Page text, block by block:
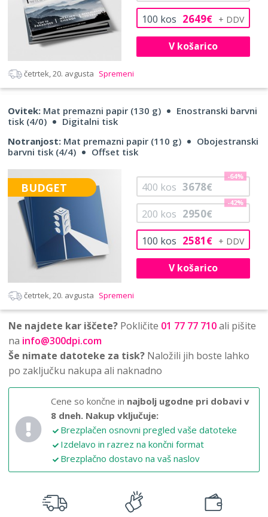
100 kos 2649€
V košarico
četrtek, 20. avgusta Spremeni
Ovitek: Mat premazni papir (130 g)
Enostranski barvni
tisk (4/0)
Digitalni tisk
Notranjost: Mat premazni papir (110 g)
Obojestranski
barvni tisk (4/4)
Offset tisk
BUDGET
100 kos 2581€
200 kos 2950€
-42%
400 kos 3678€
-64%
V košarico
četrtek, 20. avgusta Spremeni
Ne najdete kar iščete? Pokličite 01 77 77 710ali pišite
na info@300dpi.com
Še nimate datoteke za tisk? Naložili jih boste lahko
po zaključku nakupa ali naknadno
Cene so končne in najbolj ugodne pri dobavi v
8 dneh. Nakup vključuje:
Brezplačen osnovni pregled vaše datoteke
Izdelavo in razrez na končni format
Brezplačno dostavo na vaš naslov